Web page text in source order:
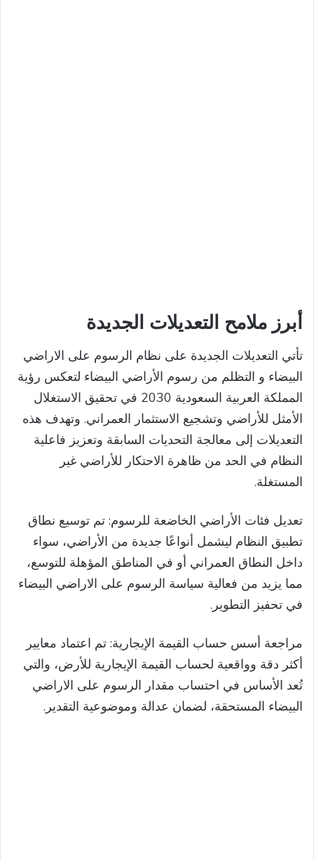
أبرز ملامح التعديلات الجديدة
تأتي التعديلات الجديدة على نظام الرسوم على الاراضي
البيضاء و التظلم من رسوم الأراضي البيضاء لتعكس رؤية
المملكة العربية السعودية 2030 في تحقيق الاستغلال
الأمثل للأراضي وتشجيع الاستثمار العمراني. وتهدف هذه
التعديلات إلى معالجة التحديات السابقة وتعزيز فاعلية
النظام في الحد من ظاهرة الاحتكار للأراضي غير
المستغلة.
تعديل فئات الأراضي الخاضعة للرسوم: تم توسيع نطاق
تطبيق النظام ليشمل أنواعًا جديدة من الأراضي، سواء
داخل النطاق العمراني أو في المناطق المؤهلة للتوسع،
مما يزيد من فعالية سياسة الرسوم على الاراضي البيضاء
في تحفيز التطوير.
مراجعة أسس حساب القيمة الإيجارية: تم اعتماد معايير
أكثر دقة وواقعية لحساب القيمة الإيجارية للأرض، والتي
تُعد الأساس في احتساب مقدار الرسوم على الاراضي
البيضاء المستحقة، لضمان عدالة وموضوعية التقدير.